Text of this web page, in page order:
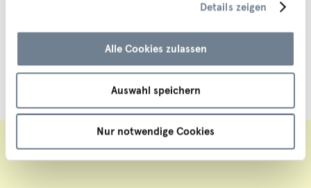
Details zeigen
Alle Cookies zulassen
Auswahl speichern
Nur notwendige Cookies